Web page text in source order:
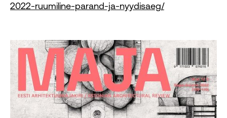
2022-ruumiline-parand-ja-nyydisaeg/